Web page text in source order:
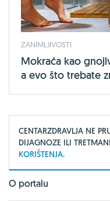
ZANIMLJIVOSTI
Mokraća kao
a evo što trebate
CENTARZDRAVLJA NE
DIJAGNOZE ILI
KORIŠTENJA.
O portalu